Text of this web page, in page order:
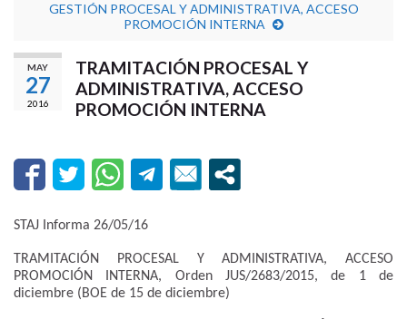
GESTIÓN PROCESAL Y ADMINISTRATIVA, ACCESO
PROMOCIÓN INTERNA
MAY
27
2016
TRAMITACIÓN PROCESAL Y
ADMINISTRATIVA, ACCESO
PROMOCIÓN INTERNA
STAJ Informa 26/05/16
TRAMITACIÓN PROCESAL Y ADMINISTRATIVA, ACCESO
PROMOCIÓN INTERNA, Orden JUS/2683/2015, de 1 de
diciembre (BOE de 15 de diciembre)